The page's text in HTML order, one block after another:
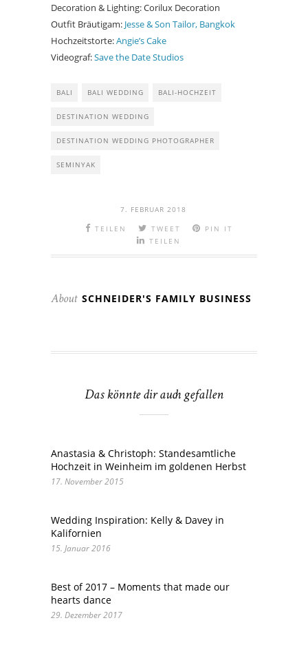
Decoration & Lighting: Corilux Decoration
Outfit Bräutigam: Jesse & Son Tailor, Bangkok
Hochzeitstorte:Angie’s Cake
Videograf:Save the Date Studios
BALI BALI WEDDING BALI-HOCHZEIT
DESTINATION WEDDING
DESTINATION WEDDING PHOTOGRAPHER
SEMINYAK
7. FEBRUAR 2018
TEILEN
TWEET
PIN IT
TEILEN
About SCHNEIDER'S FAMILY BUSINESS
Das könnte dir auch gefallen
Anastasia & Christoph: Standesamtliche
Hochzeit in Weinheim im goldenen Herbst
17. November 2015
Wedding Inspiration: Kelly & Davey in
Kalifornien
15. Januar 2016
Best of 2017 – Moments that made our
hearts dance
29. Dezember 2017